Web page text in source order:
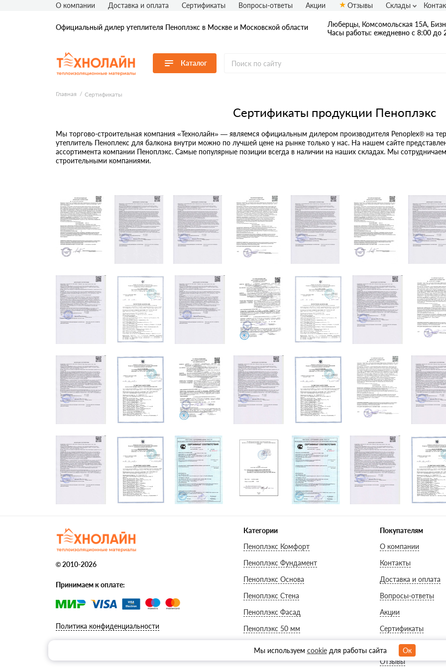
Официальный дилер утеплителя Пеноплэкс в Москве и Московской области
Люберцы, Комсомольская 15А,
Часы работы: ежедневно с 8:00 до
Каталог
Перейти в каталог
Пеноплэкс Стена
Пеноплэкс Комфорт
Пеноплэкс Кровля
Пеноплэкс Основа
Пеноплэкс Сегменты
Пеноплэкс Уклон
Применение
Для пола
Для труб
Для
Для
О компании Доставка и оплата Сертификаты Вопросы-ответы Акции Отзывы Склады
Главная Сертификаты
Сертификаты продукции Пеноплэкс
Мы торгово-строительная компания «Технолайн» — являемся официальным дилером производителя Penoplex® на
утеплитель Пеноплекс для балкона внутри можно по лучшей цене на рынке только у нас. На нашем сайте
ассортимента компании Пеноплэкс. Самые популярные позиции всегда в наличии на наших складах. Мы
строительными компаниями.
© 2010-2026
Принимаем к оплате:
Политика конфиденциальности
Категории
Пеноплэкс Комфорт
Пеноплэкс Фундамент
Пеноплэкс Основа
Пеноплэкс Стена
Пеноплэкс Фасад
Пеноплэкс 50 мм
Покупателям
О компании
Контакты
Доставка и оплата
Вопросы-ответы
Акции
Сертификаты
Гарантии
Отзывы
Мы используем cookieдля работы сайта Ок